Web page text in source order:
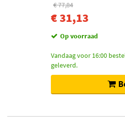
€ 77,84
€ 31,13
Op voorraad
Vandaag voor 16:00
geleverd.